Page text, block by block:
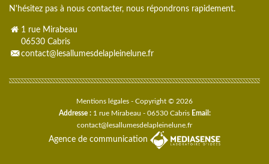
N'hésitez pas à nous contacter, nous répondrons rapidement.
1 rue Mirabeau
06530 Cabris
contact@lesallumesdelapleinelune.fr
Mentions légales - Copyright © 2026
Addresse :1 rue Mirabeau - 06530 Cabris Email:
contact@lesallumesdelapleinelune.fr
Agence de communication